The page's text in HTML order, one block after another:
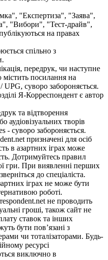
"Експертиза", "Заява",
"Вибори", "Тест-драйв",
на правах
спільно з
передрук, чи наступне
посилання на
суворо забороняється.
Я-Корреспондент є автор
та відтворення
аудіовізуальних творів
- суворо забороняється.
призначені для осіб
в азартних іграх може
Дотримуйтесь правил
гри. При виявленні перших
до спеціаліста.
іграх не може бути
роботі.
не проводить
гроші, також сайт не
ставок та інших
бути пов’язані з
чи тоталізаторами. Будь-
ресурсі
виключно в